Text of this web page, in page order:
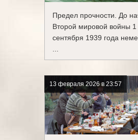
Предел прочности. До
Второй мировой войны 1
сентября 1939 года
13 февраля 2026 в 23:57